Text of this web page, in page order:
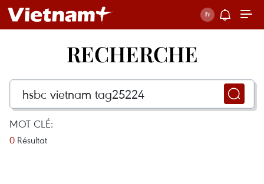
RECHERCHE
MOT CLÉ:
0 Résultat